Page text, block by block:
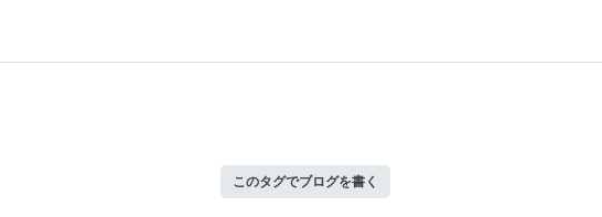
このタグでブログを書く